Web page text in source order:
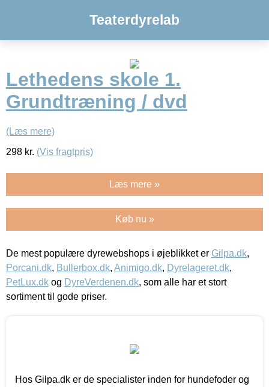
Teaterdyrelab
Lethedens skole 1.
Grundtræning / dvd
(Læs mere)
298 kr. (Vis fragtpris)
Læs mere »
Køb nu »
De mest populære dyrewebshops i øjeblikket er Gilpa.dk,
Porcani.dk, Bullerbox.dk, Animigo.dk, Dyrelageret.dk,
PetLux.dk og DyreVerdenen.dk, som alle har et stort
sortiment til gode priser.
Hos Gilpa.dk er de specialister inden for hundefoder og